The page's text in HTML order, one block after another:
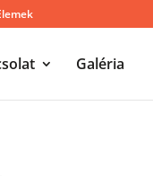
Galéria